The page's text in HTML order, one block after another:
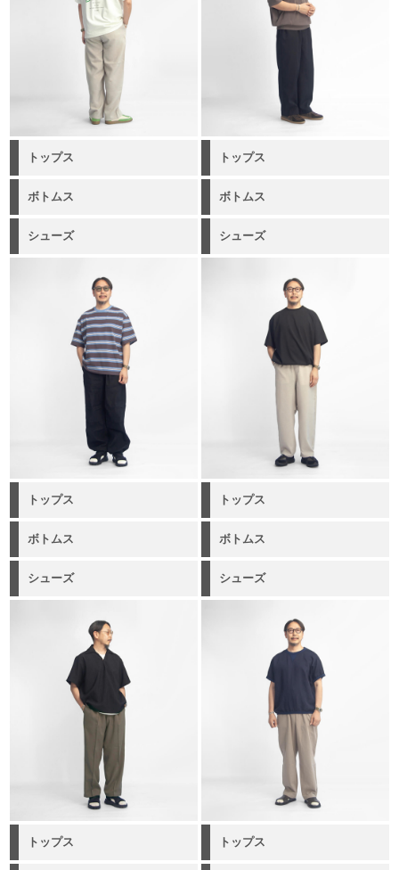
トップス トップス
ボトムス ボトムス
シューズ シューズ
トップス トップス
ボトムス ボトムス
シューズ シューズ
トップス トップス